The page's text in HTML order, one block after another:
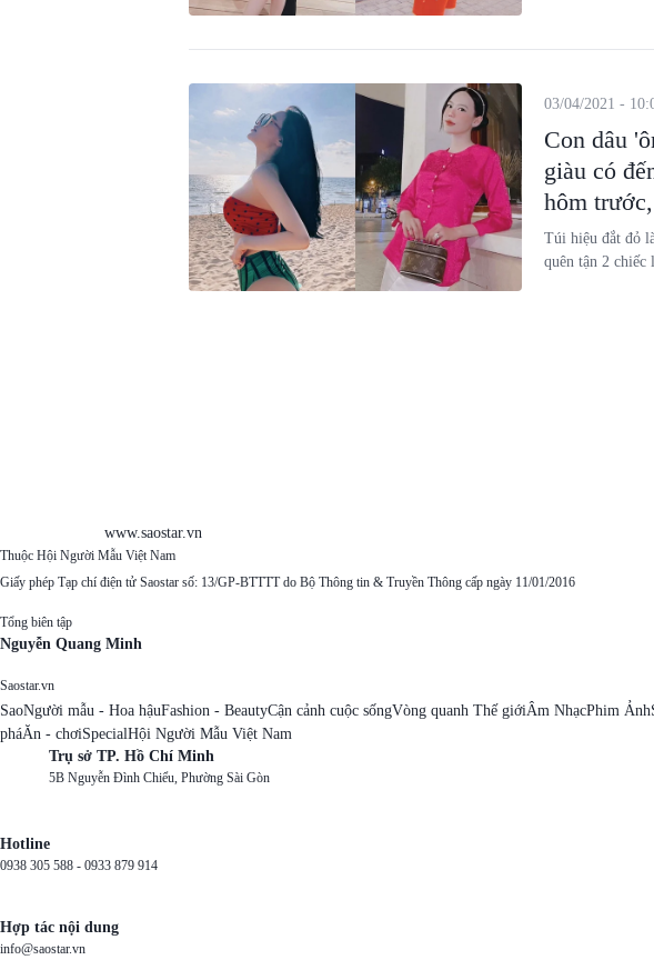
Con dâu
giàu có
hôm
03/04/2021 -
Túi hiệu đắt đỏ
quên tận 2 chiếc
www.saostar.vn
Thuộc Hội Người Mẫu Việt Nam
Giấy phép Tạp chí điện tử Saostar số: 13/GP-BTTTT do Bộ Thông tin & Truyền Thông cấp ngày 11/01/2016
Tổng biên tập
Nguyễn Quang Minh
Saostar.vn
SaoNgười mẫu - Hoa hậuFashion - BeautyCận cảnh cuộc sốngVòng quanh Thế giớiÂm NhạcPhim Ảnh
pháĂn - chơiSpecialHội Người Mẫu Việt Nam
Trụ sở TP. Hồ Chí Minh
5B Nguyễn Đình Chiểu, Phường Sài Gòn
Hotline
0938 305 588 - 0933 879 914
Hợp tác nội dung
info@saostar.vn